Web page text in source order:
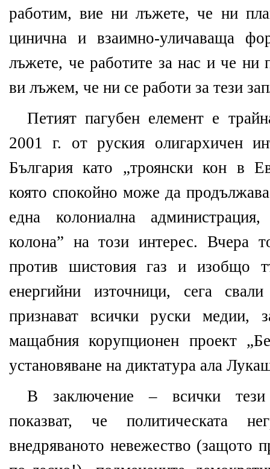
работим, вие ни лъжете, че ни
цинична и взаимно-уличаваща
лъжете, че работите за нас и че ни
ви лъжем, че ни се работи за тези
Петият пагубен елемент е
2001 г. от руския олигархичен
България като „троянски кон в
която спокойно може да
една колониална
колона” на този интерес. Вчера
против шистовия газ и изобщо
енергийни източници, сега
признават всички руски медии,
мащабния корупционен проект
установяване на диктатура ала
В заключение – всички тези
показват, че политическата
внедряваното невежество (защото